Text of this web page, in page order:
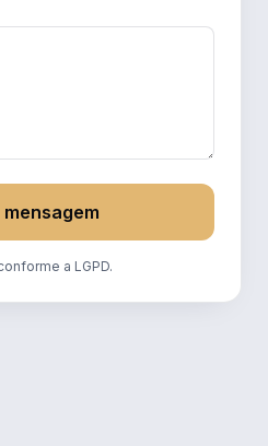
mensagem
a LGPD.